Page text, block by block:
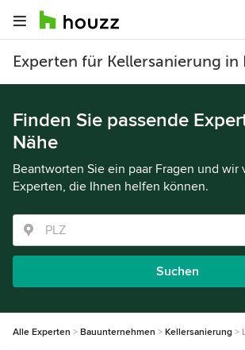
Experten für Kellersanierung in
Finden Sie passende
Nähe
Beantworten Sie ein paar Fragen und wir
Experten, die Ihnen helfen können.
Suchen
Alle Experten Bauunternehmen Kellersanierung